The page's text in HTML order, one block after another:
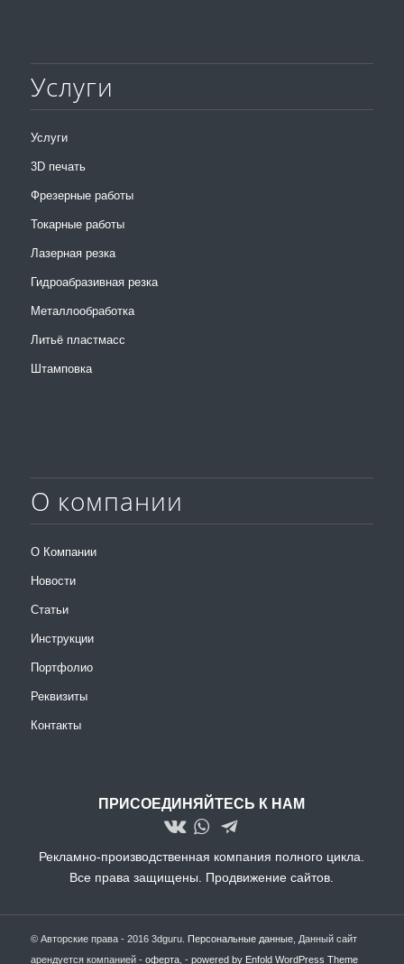
Услуги
Услуги
3D печать
Фрезерные работы
Токарные работы
Лазерная резка
Гидроабразивная резка
Металлообработка
Литьё пластмасс
Штамповка
О компании
О Компании
Новости
Статьи
Инструкции
Портфолио
Реквизиты
Контакты
ПРИСОЕДИНЯЙТЕСЬ К НАМ
Рекламно-производственная компания полного цикла.
Все права защищены. Продвижение сайтов.
© Авторские права - 2016 3dguru. Персональные данные, Данный сайт
арендуется компанией - оферта, - powered by Enfold WordPress Theme